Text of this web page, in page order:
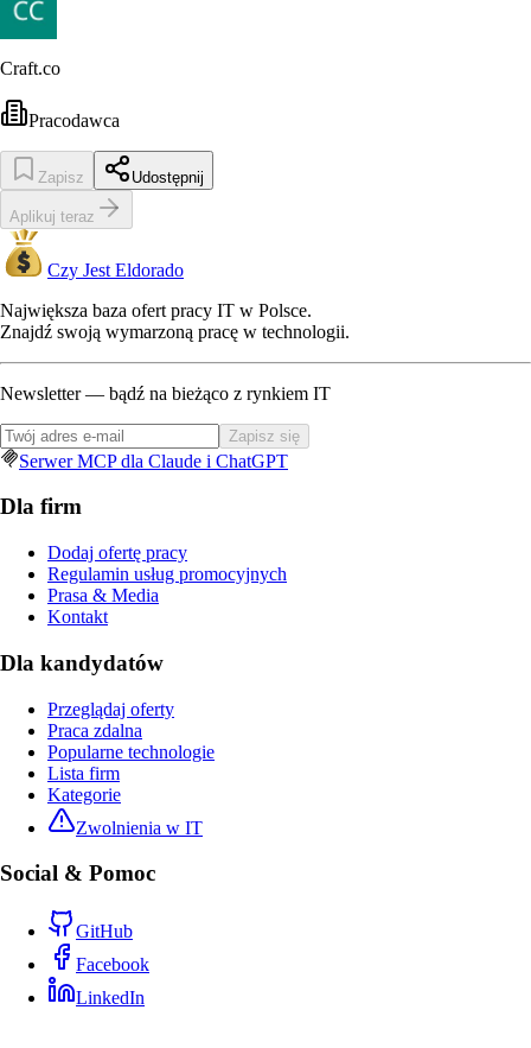
Craft.co
Pracodawca
Zapisz Udostępnij
Aplikuj teraz
Czy Jest Eldorado
Największa baza ofert pracy IT w Polsce.
Znajdź swoją wymarzoną pracę w technologii.
Newsletter — bądź na bieżąco z rynkiem IT
Zapisz się
Serwer MCP dla Claude i ChatGPT
Dla firm
Dodaj ofertę pracy
Regulamin usług promocyjnych
Prasa & Media
Kontakt
Dla kandydatów
Przeglądaj oferty
Praca zdalna
Popularne technologie
Lista firm
Kategorie
Zwolnienia w IT
Social & Pomoc
GitHub
Facebook
LinkedIn